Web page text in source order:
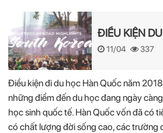
ĐIỀU KIỆN
11/04 337
Điều kiện đi du học Hàn Quốc năm
những điểm đến du học đang ngày
học sinh quốc tế. Hàn Quốc vốn đã có
có chất lượng đời sống cao, các trường